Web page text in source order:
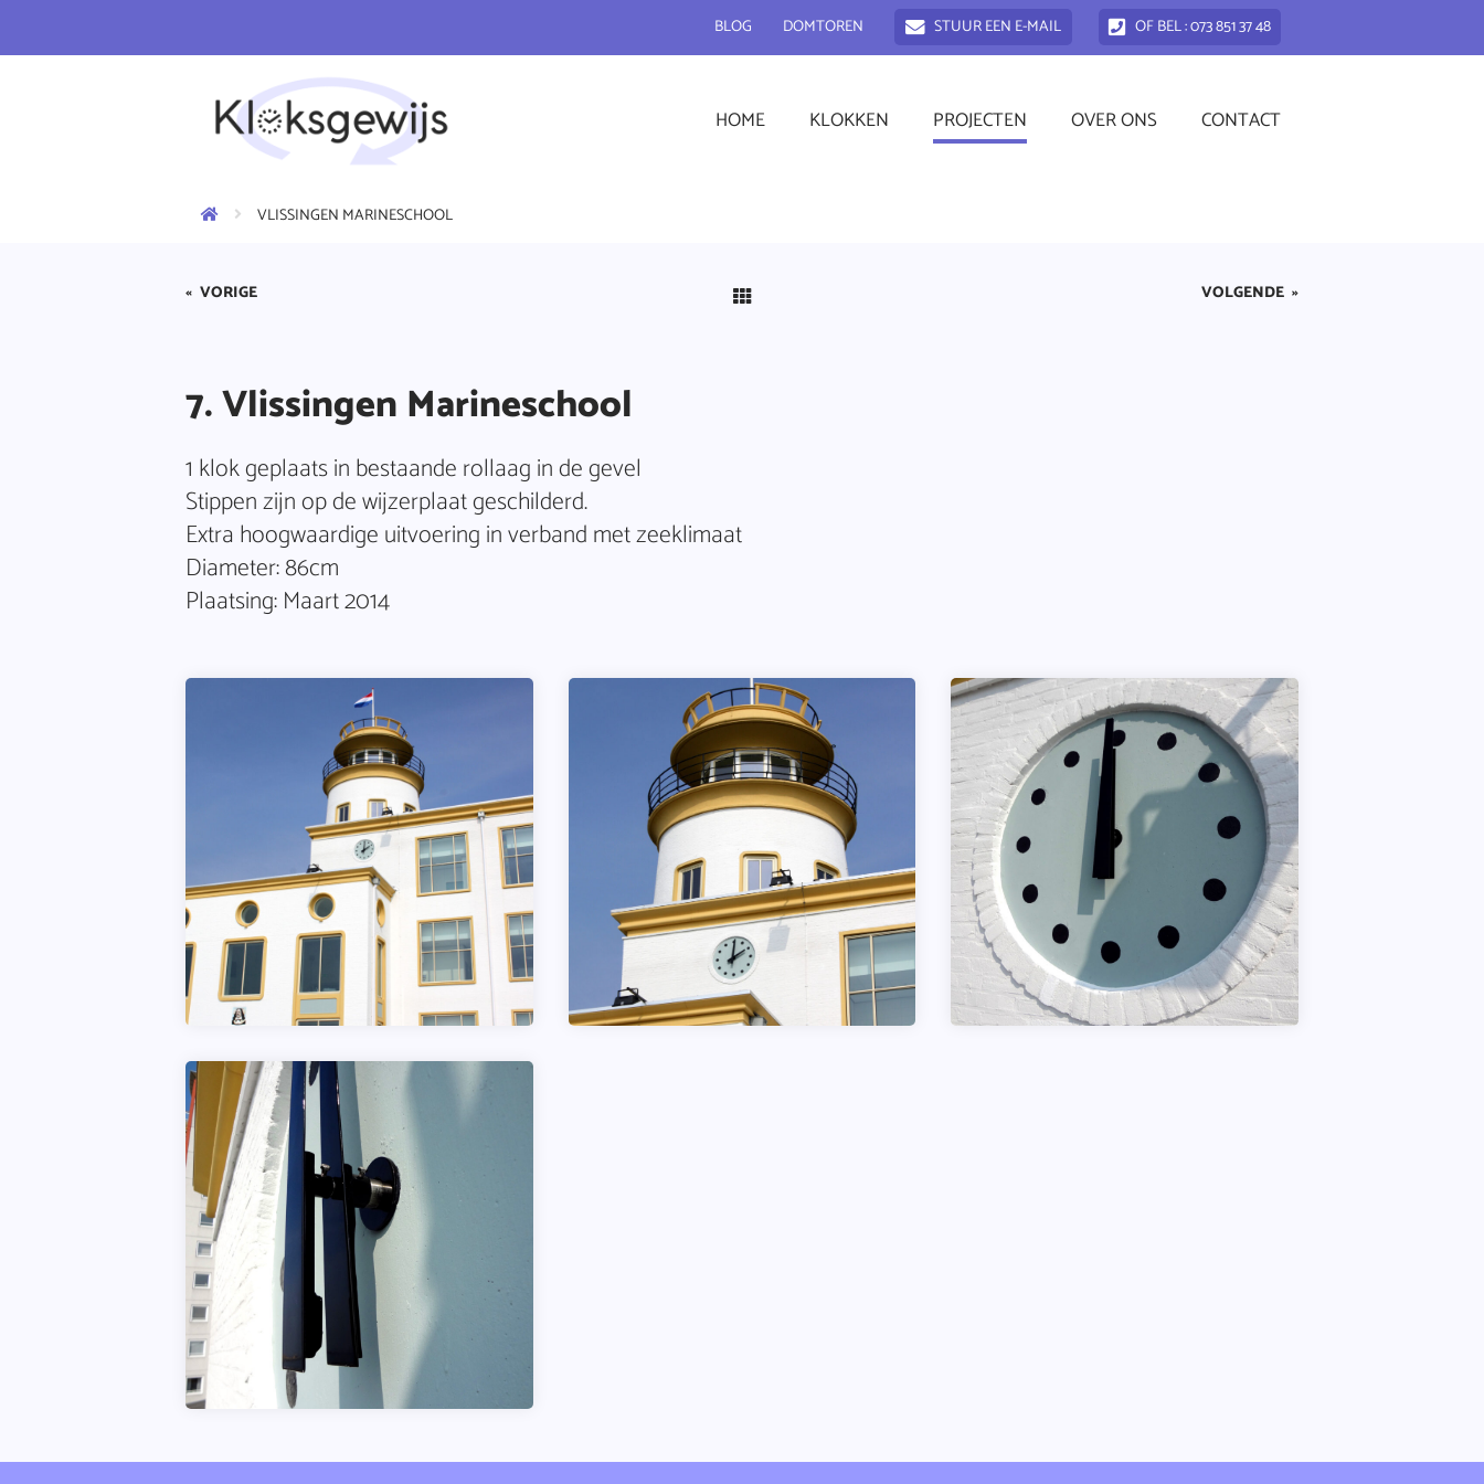
BLOG DOMTOREN STUUR EEN E-MAIL OF BEL : 073 851 37 48
HOME KLOKKEN PROJECTEN OVER ONS CONTACT
VLISSINGEN MARINESCHOOL
« VORIGE VOLGENDE »
7. Vlissingen Marineschool
1 klok geplaats in bestaande rollaag in de gevel
Stippen zijn op de wijzerplaat geschilderd.
Extra hoogwaardige uitvoering in verband met zeeklimaat
Diameter: 86cm
Plaatsing: Maart 2014